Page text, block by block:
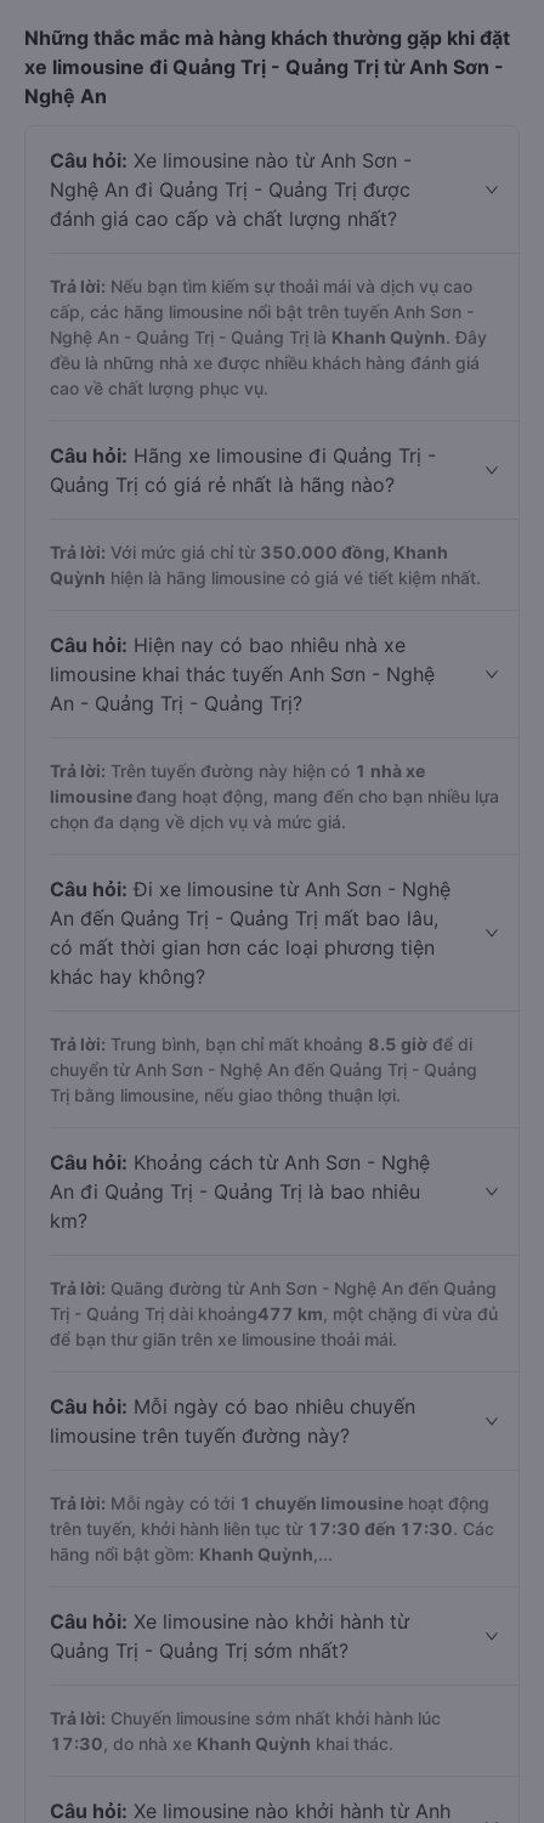
Những thắc mắc mà hàng khách thường gặp khi đặt
xe limousine đi Quảng Trị - Quảng Trị từ Anh Sơn -
Nghệ An
Câu hỏi: Xe limousine nào từ Anh Sơn -
Nghệ An đi Quảng Trị - Quảng Trị được
đánh giá cao cấp và chất lượng nhất?
Trả lời: Nếu bạn tìm kiếm sự thoải mái và dịch vụ cao
cấp, các hãng limousine nổi bật trên tuyến Anh Sơn -
Nghệ An - Quảng Trị - Quảng Trị là Khanh Quỳnh. Đây
đều là những nhà xe được nhiều khách hàng đánh giá
cao về chất lượng phục vụ.
Câu hỏi: Hãng xe limousine đi Quảng Trị -
Quảng Trị có giá rẻ nhất là hãng nào?
Trả lời: Với mức giá chỉ từ 350.000 đồng, Khanh
Quỳnh hiện là hãng limousine có giá vé tiết kiệm nhất.
Câu hỏi: Hiện nay có bao nhiêu nhà xe
limousine khai thác tuyến Anh Sơn - Nghệ
An - Quảng Trị - Quảng Trị?
Trả lời: Trên tuyến đường này hiện có 1 nhà xe
limousine đang hoạt động, mang đến cho bạn nhiều lựa
chọn đa dạng về dịch vụ và mức giá.
Câu hỏi: Đi xe limousine từ Anh Sơn - Nghệ
An đến Quảng Trị - Quảng Trị mất bao lâu,
có mất thời gian hơn các loại phương tiện
khác hay không?
Trả lời: Trung bình, bạn chỉ mất khoảng 8.5 giờ để di
chuyển từ Anh Sơn - Nghệ An đến Quảng Trị - Quảng
Trị bằng limousine, nếu giao thông thuận lợi.
Câu hỏi: Khoảng cách từ Anh Sơn - Nghệ
An đi Quảng Trị - Quảng Trị là bao nhiêu
km?
Trả lời: Quãng đường từ Anh Sơn - Nghệ An đến Quảng
Trị - Quảng Trị dài khoảng477 km , một chặng đi vừa đủ
để bạn thư giãn trên xe limousine thoải mái.
Câu hỏi: Mỗi ngày có bao nhiêu chuyến
limousine trên tuyến đường này?
Trả lời: Mỗi ngày có tới 1 chuyến limousine hoạt động
trên tuyến, khởi hành liên tục từ 17:30 đến 17:30. Các
hãng nổi bật gồm: Khanh Quỳnh ,...
Câu hỏi: Xe limousine nào khởi hành từ
Quảng Trị - Quảng Trị sớm nhất?
Trả lời: Chuyến limousine sớm nhất khởi hành lúc
17:30 , do nhà xe Khanh Quỳnh khai thác.
Câu hỏi: Xe limousine nào khởi hành từ Anh